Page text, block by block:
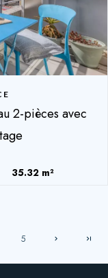
2-pièces avec
35.32 m²
5